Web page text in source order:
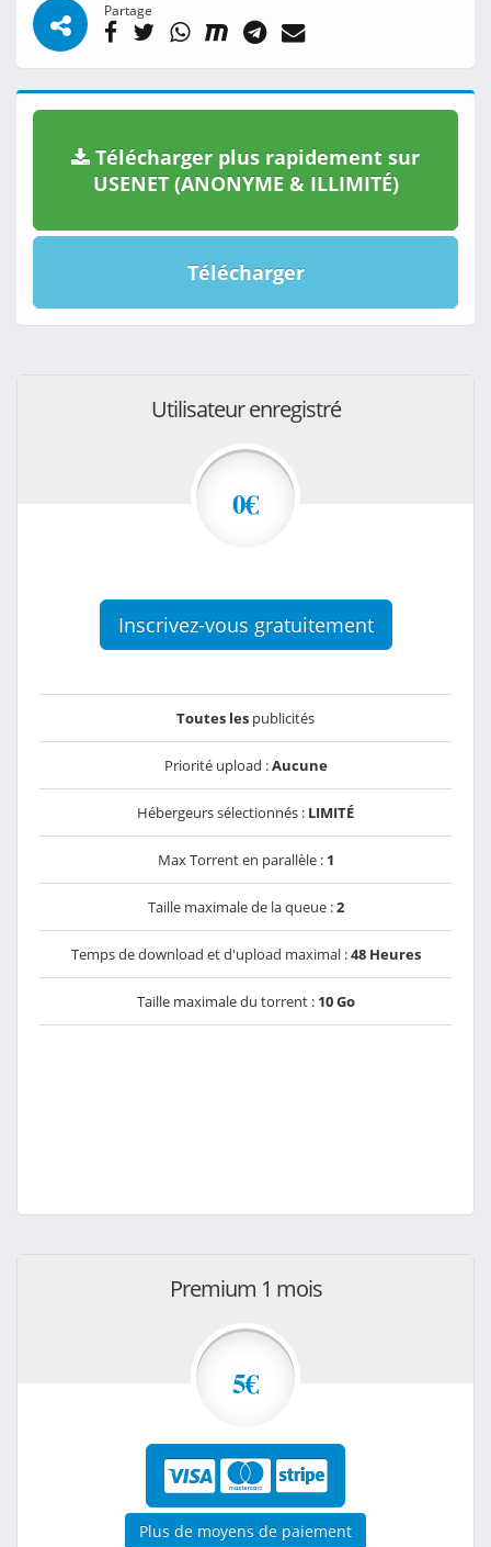
Partage
Télécharger plus rapidement sur
USENET (ANONYME & ILLIMITÉ)
Télécharger
Utilisateur enregistré
0€
Inscrivez-vous gratuitement
Toutes les publicités
Priorité upload :Aucune
Hébergeurs sélectionnés : LIMITÉ
Max Torrent en parallèle : 1
Taille maximale de la queue :2
Temps de download et d'upload maximal :48 Heures
Taille maximale du torrent : 10 Go
Premium 1 mois
5€
Plus de moyens de paiement